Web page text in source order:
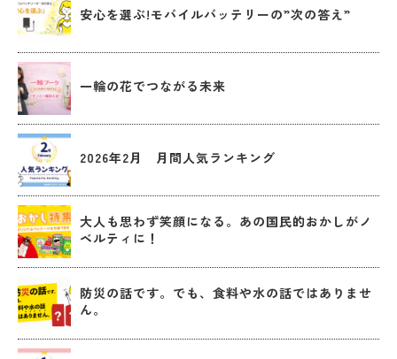
安心を選ぶ!モバイルバッテリーの”次の答え”
一輪の花でつながる未来
2026年2月 月間人気ランキング
大人も思わず笑顔になる。あの国民的おかしがノ
ベルティに！
防災の話です。でも、食料や水の話ではありませ
ん。